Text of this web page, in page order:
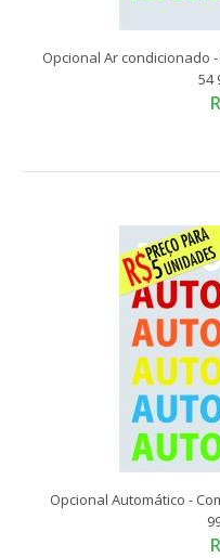
Compras somente pelo
Opcional Ar
Opcional Ar condicionado
54
Opcional Automático -